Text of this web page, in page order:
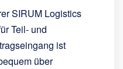
SIRUM Logistics
Teil- und
ist
über